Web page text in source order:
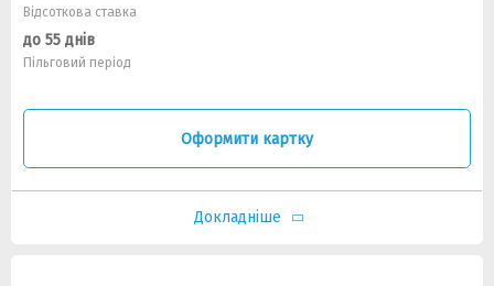
Відсоткова ставка
до 55 днів
Пільговий період
Оформити картку
Докладніше